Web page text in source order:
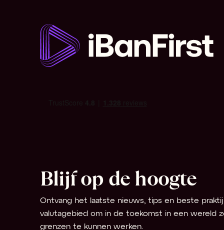
R
V
W
IMF
Blijf op de hoogte
Ontvang het laatste nieuws, tips en beste
valutagebied om in de toekomst in een wereld
grenzen te kunnen werken.